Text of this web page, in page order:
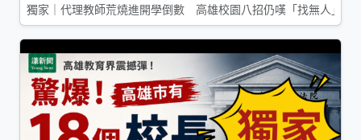
獨家｜代理教師荒燒進開學倒數 高雄校園八招仍嘆「找無人」